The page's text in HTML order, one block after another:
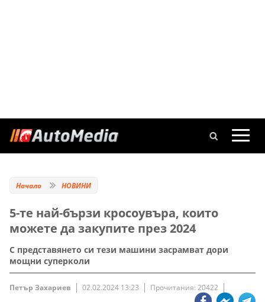
Начало НОВИНИ
5-те най-бързи кросоувъра, които
можете да закупите през 2024
С представянето си тези машини засрамват дори
мощни суперколи
Петър Захариев 02.02.2024 13:23 Прочитания: 20422